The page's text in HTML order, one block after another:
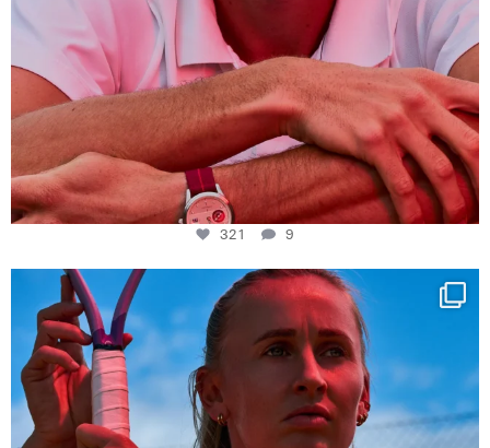
321 9
Determination, elegance and Swiss precision —
441
14